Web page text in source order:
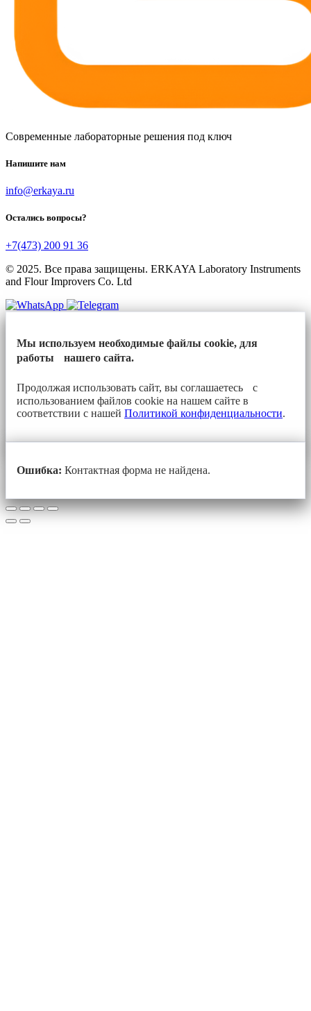
Современные лабораторные решения под ключ
Напишите нам
info@erkaya.ru
Остались вопросы?
+7(473) 200 91 36
© 2025. Все права защищены. ERKAYA Laboratory Instruments
and Flour Improvers Co. Ltd
Мы используем необходимые файлы cookie, для
работы нашего сайта.
Продолжая использовать сайт, вы соглашаетесь с
использованием файлов cookie на нашем сайте в
соответствии с нашей Политикой конфиденциальности.
Ошибка: Контактная форма не найдена.